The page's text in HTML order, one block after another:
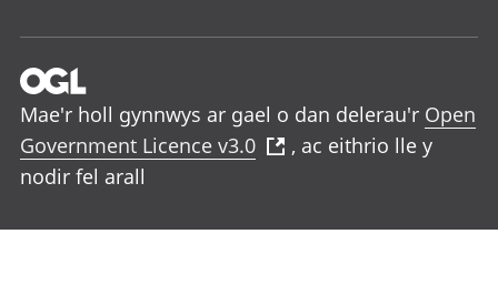
Mae'r holl gynnwys ar gael o dan delerau'r Open
Government Licence v3.0
, ac eithrio lle y
nodir fel arall